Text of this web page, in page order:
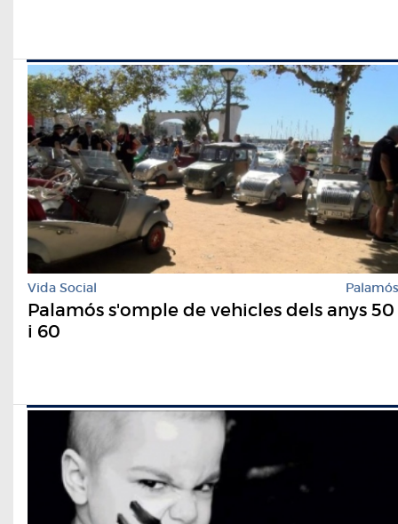
Vida Social Palamós
Palamós s'omple de vehicles dels anys 50
i 60